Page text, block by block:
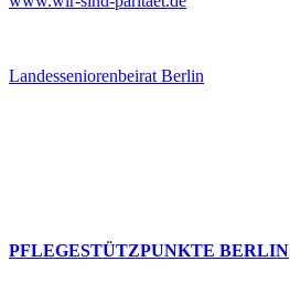
Landesseniorenbeirat Berlin
PFLEGESTÜTZPUNKTE BERLIN